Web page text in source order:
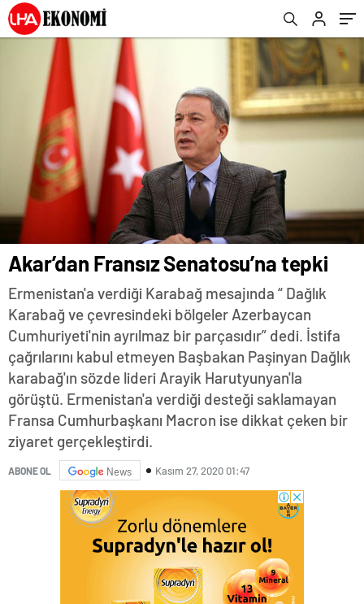
Akar’dan Fransız Senatosu’na tepki
Ermenistan'a verdiği Karabağ mesajında “ Dağlık
Karabağ ve çevresindeki bölgeler Azerbaycan
Cumhuriyeti'nin ayrılmaz bir parçasıdır” dedi. İstifa
çağrılarını kabul etmeyen Başbakan Paşinyan Dağlık
karabağ'ın sözde lideri Arayik Harutyunyan'la
görüştü. Ermenistan'a verdiği desteği saklamayan
Fransa Cumhurbaşkanı Macron ise dikkat çeken bir
ziyaret gerçekleştirdi.
ABONE OL News Kasım 27, 2020 01:47